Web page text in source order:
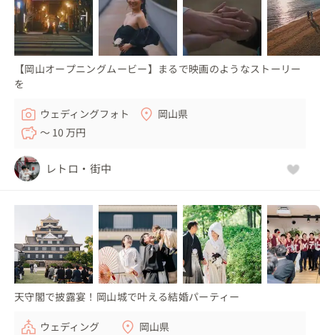
【岡山オープニングムービー】まるで映画のようなストーリー
を
ウェディングフォト
岡山県
〜 10 万円
レトロ・街中
天守閣で披露宴！岡山城で叶える結婚パーティー
ウェディング 岡山県